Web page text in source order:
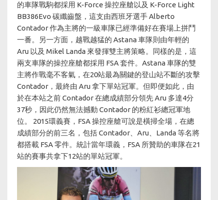
的車隊戰駒都採用 K-Force 操控座艙以及 K-Force Light
BB386Evo 碳纖齒盤，這支由西班牙選手 Alberto
Contador 作為主將的一級車隊已經準備好在賽場上拼鬥
一番。另一方面，越戰越猛的 Astana 車隊則由年輕的
Aru 以及 Mikel Landa 來發揮雙主將策略。同樣的是，這
兩支車隊的操控座艙都採用 FSA 套件。Astana 車隊的雙
主將作戰毫不客氣，在20站最為關鍵的登山站不斷的攻擊
Contador，最終由 Aru 拿下單站冠軍。但即便如此，由
於在本站之前 Contador 在總成績部分領先 Aru 多達4分
37秒，因此仍然無法撼動 Contador 的粉紅衫總冠軍地
位。 2015環義賽，FSA 操控座艙可說是橫掃全場，在總
成績部分的前三名，包括 Contador、Aru、Landa 等名將
都搭載 FSA 零件。統計當年環義，FSA 所贊助的車隊在21
站的賽事共拿下12站的單站冠軍。